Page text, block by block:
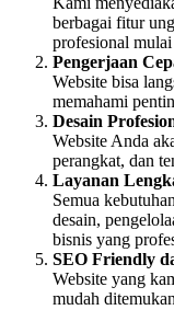
berbagai fitur
profesional mulai
Pengerjaan
Website bisa
memahami
Desain
Website Anda
perangkat, dan
Layanan
Semua
desain,
bisnis yang
SEO Friendly
Website yang
mudah